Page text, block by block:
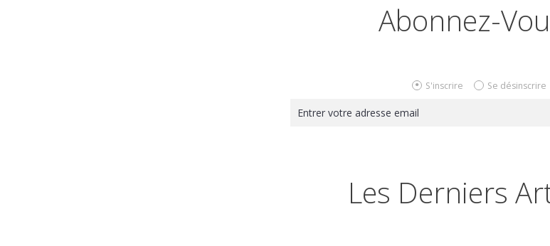
Abonnez-
S'inscrire Se désinscrire
Les Derniers